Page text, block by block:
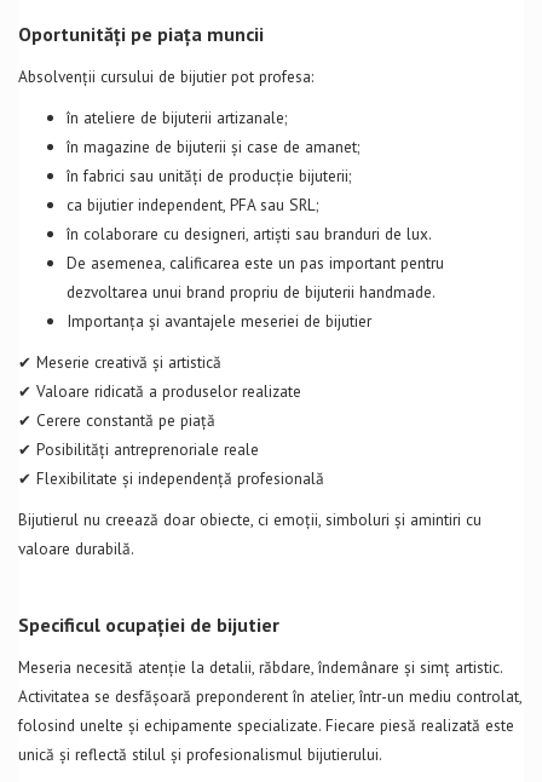
Oportunități pe piața muncii
Absolvenții cursului de bijutier pot profesa:
în ateliere de bijuterii artizanale;
în magazine de bijuterii și case de amanet;
în fabrici sau unități de producție bijuterii;
ca bijutier independent, PFA sau SRL;
în colaborare cu designeri, artiști sau branduri de lux.
De asemenea, calificarea este un pas important pentru
dezvoltarea unui brand propriu de bijuterii handmade.
Importanța și avantajele meseriei de bijutier
✔ Meserie creativă și artistică
✔ Valoare ridicată a produselor realizate
✔ Cerere constantă pe piață
✔ Posibilități antreprenoriale reale
✔ Flexibilitate și independență profesională
Bijutierul nu creează doar obiecte, ci emoții, simboluri și amintiri cu
valoare durabilă.
Specificul ocupației de bijutier
Meseria necesită atenție la detalii, răbdare, îndemânare și simț artistic.
Activitatea se desfășoară preponderent în atelier, într-un mediu controlat,
folosind unelte și echipamente specializate. Fiecare piesă realizată este
unică și reflectă stilul și profesionalismul bijutierului.